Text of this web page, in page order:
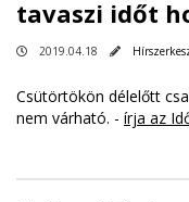
tavaszi időt
2019.04.18
Csütörtökön délelőtt
nem várható. - írja az